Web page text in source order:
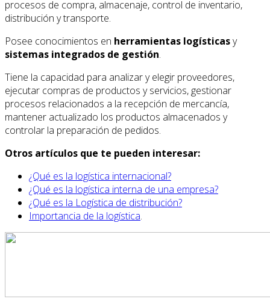
procesos de compra, almacenaje, control de inventario,
distribución y transporte.
Posee conocimientos en herramientas logísticasy
sistemas integrados de gestión.
Tiene la capacidad para analizar y elegir proveedores,
ejecutar compras de productos y servicios, gestionar
procesos relacionados a la recepción de mercancía,
mantener actualizado los productos almacenados y
controlar la preparación de pedidos.
Otros artículos que te pueden interesar:
¿Qué es la logística internacional?
¿Qué es la logística interna de una empresa?
¿Qué es la Logística de distribución?
Importancia de la logística.